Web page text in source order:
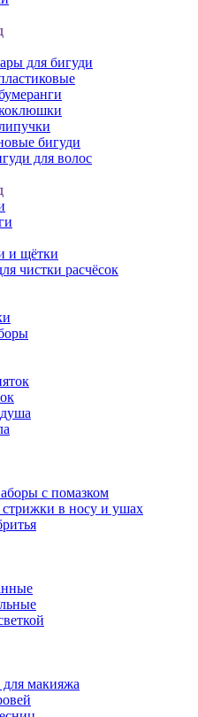
для бигуди
бигуди
для волос
и щётки
чистки расчёсок
с помазком
в носу и ушах
макияжа